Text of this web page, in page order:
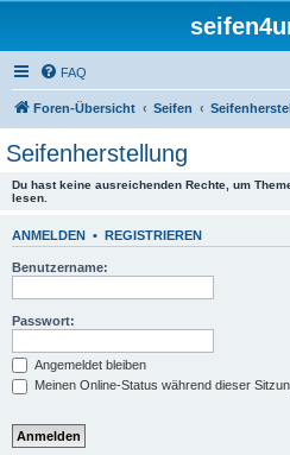
FAQ
Foren-Übersicht Seifen
Seifenherstellung
Du hast keine ausreichenden Rechte, um
lesen.
ANMELDEN • REGISTRIEREN
Benutzername:
Passwort:
Angemeldet bleiben
Meinen Online-Status während dieser